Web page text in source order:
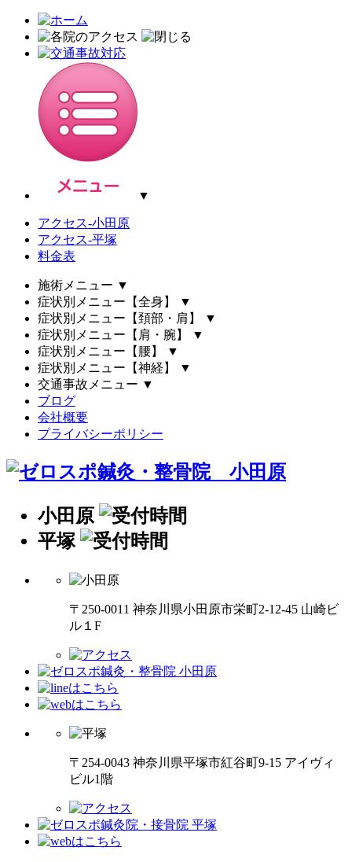
▼
アクセス-小田原
アクセス-平塚
料金表
施術メニュー ▼
症状別メニュー【全身】
▼
症状別メニュー【頚部・肩】
▼
症状別メニュー【肩・腕】
▼
症状別メニュー【腰】
▼
症状別メニュー【神経】
▼
交通事故メニュー ▼
ブログ
会社概要
プライバシーポリシー
小田原
平塚
〒250-0011 神奈川県小田原市栄町2-12-45 山崎ビ
ル１F
〒254-0043 神奈川県平塚市紅谷町9-15 アイヴィ
ビル1階